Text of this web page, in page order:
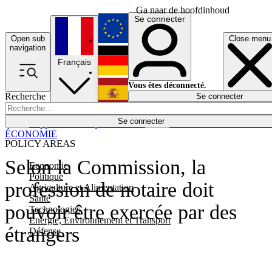
Ga naar de hoofdinhoud
Open sub
navigation
Close menu
Recherche
Se connecter
POLICY AREAS
Economie
Politique
Agriculture et Alimentation
Santé
Technologies
Energie, Environnement et Transport
Défense
Économie
Français
English
Deutsch
Español
Se connecter
Vous êtes déconnecté.
Se connecter
Selon la Commission, la
profession de notaire doit
pouvoir être exercée par des
étrangers
ÉCONOMIE